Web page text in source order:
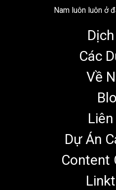
Nam luôn luôn ở
Các
Về
Dự Án
Content